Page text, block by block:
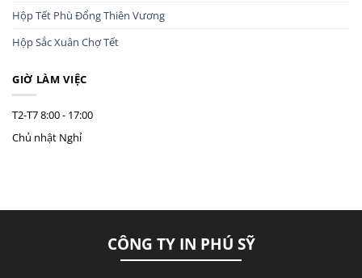
Hộp Tết Phù Đổng Thiên Vương
Hộp Sắc Xuân Chợ Tết
GIỜ LÀM VIỆC
T2-T78:00 - 17:00
Chủ nhật Nghỉ
CÔNG TY IN PHÚ SỸ